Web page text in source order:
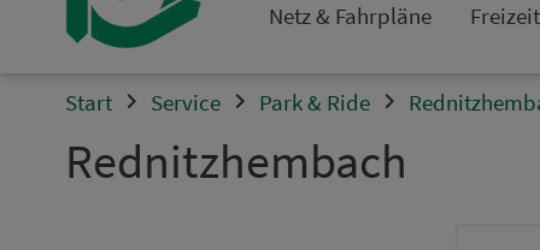
Netz & Fahrpläne
Start Service Park & Ride
Rednitzhembach